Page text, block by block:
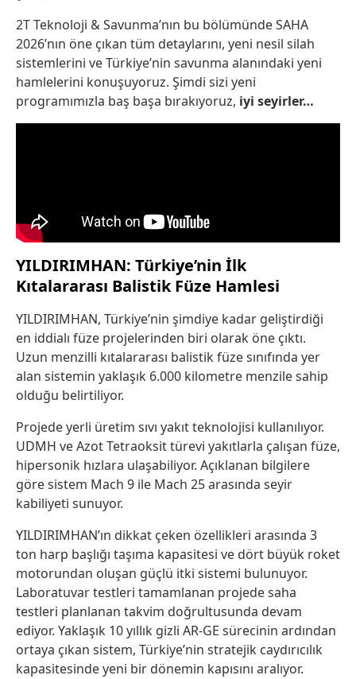
2T Teknoloji & Savunma’nın bu bölümünde SAHA
2026’nın öne çıkan tüm detaylarını, yeni nesil silah
sistemlerini ve Türkiye’nin savunma alanındaki yeni
hamlelerini konuşuyoruz. Şimdi sizi yeni
programımızla baş başa bırakıyoruz, iyi seyirler…
YILDIRIMHAN: Türkiye’nin İlk
Kıtalararası Balistik Füze Hamlesi
YILDIRIMHAN, Türkiye’nin şimdiye kadar geliştirdiği
en iddialı füze projelerinden biri olarak öne çıktı.
Uzun menzilli kıtalararası balistik füze sınıfında yer
alan sistemin yaklaşık 6.000 kilometre menzile sahip
olduğu belirtiliyor.
Projede yerli üretim sıvı yakıt teknolojisi kullanılıyor.
UDMH ve Azot Tetraoksit türevi yakıtlarla çalışan füze,
hipersonik hızlara ulaşabiliyor. Açıklanan bilgilere
göre sistem Mach 9 ile Mach 25 arasında seyir
kabiliyeti sunuyor.
YILDIRIMHAN’ın dikkat çeken özellikleri arasında 3
ton harp başlığı taşıma kapasitesi ve dört büyük roket
motorundan oluşan güçlü itki sistemi bulunuyor.
Laboratuvar testleri tamamlanan projede saha
testleri planlanan takvim doğrultusunda devam
ediyor. Yaklaşık 10 yıllık gizli AR-GE sürecinin ardından
ortaya çıkan sistem, Türkiye’nin stratejik caydırıcılık
kapasitesinde yeni bir dönemin kapısını aralıyor.